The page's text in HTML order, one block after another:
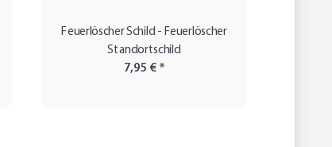
Feuerlöscher Schild - Feuerlöscher
Standortschild
7,95 € *